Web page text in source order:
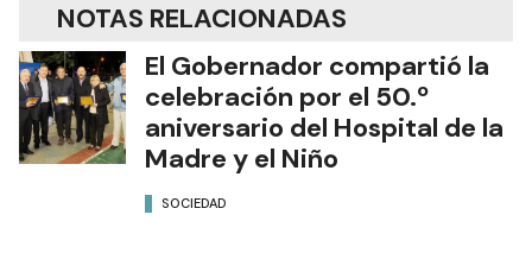
NOTAS RELACIONADAS
El Gobernador compartió la
celebración por el 50.º
aniversario del Hospital de la
Madre y el Niño
SOCIEDAD